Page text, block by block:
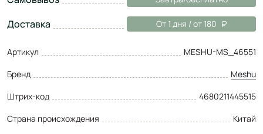
Доставка От 1 дня / от 180
Артикул
MESHU-MS_46551
Бренд
Meshu
Штрих-код
4680211445515
Страна происхождения
Китай